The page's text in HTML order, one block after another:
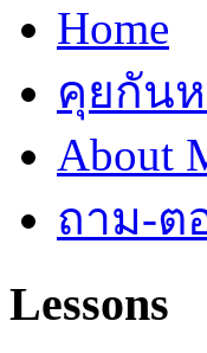
Home
คุยกัน
About
ถาม-ต
Lessons